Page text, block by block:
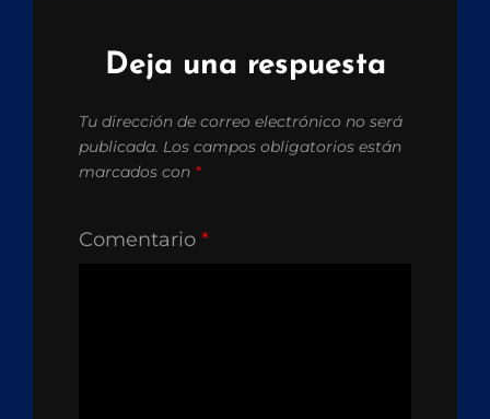
Deja una respuesta
Tu dirección de correo electrónico no será
publicada. Los campos obligatorios están
marcados con *
Comentario *